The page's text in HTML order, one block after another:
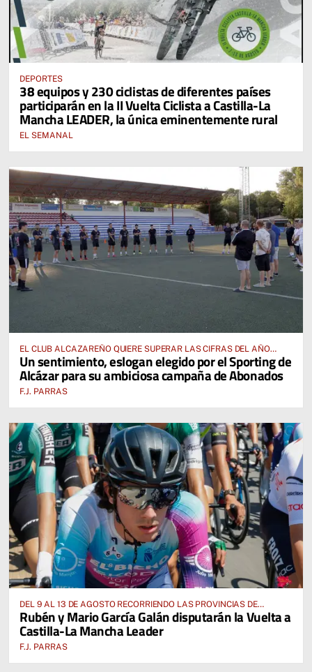
DEPORTES
38 equipos y 230 ciclistas de diferentes países
participarán en la II Vuelta Ciclista a Castilla-La
Mancha LEADER, la única eminentemente rural
EL SEMANAL
EL CLUB ALCAZAREÑO QUIERE SUPERAR LAS CIFRAS DEL AÑO
PASADO E INCLUSO DUPLICARLAS
Un sentimiento, eslogan elegido por el Sporting de
Alcázar para su ambiciosa campaña de Abonados
F.J. PARRAS
DEL 9 AL 13 DE AGOSTO RECORRIENDO LAS PROVINCIAS DE
CUENCA, ALBACETE, TOLEDO Y CIUDAD REAL
Rubén y Mario García Galán disputarán la Vuelta a
Castilla-La Mancha Leader
F.J. PARRAS